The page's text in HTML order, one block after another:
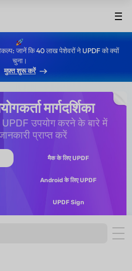
जानें कि 40 लाख पेशेवरों ने UPDF को क्यों
चुना।
मुफ़्त शुरू करें
मार्गदर्शिका
उपयोग करने के बारे में
प्राप्त करें
मैक के लिए UPDF
Android के लिए UPDF
UPDF Sign